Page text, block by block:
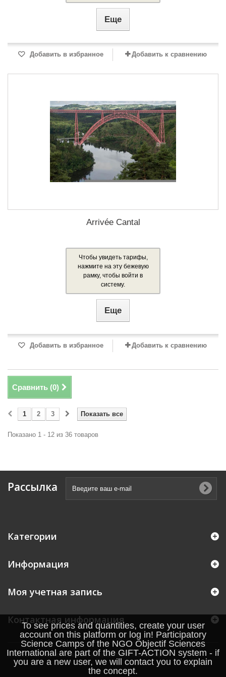
To see prices and quantities, create your user
account on this platform or log in! Participatory
Science Camps of the NGO Objectif Sciences
International are part of the GIFT-ACTION system - if
you are a new user, we will contact you to explain
the concept.
Еще
Добавить в избранное Добавить к сравнению
Arrivée Cantal
Чтобы увидеть тарифы,
нажмите на эту бежевую
рамку, чтобы войти в
систему.
Еще
Добавить в избранное Добавить к сравнению
Сравнить (0)
Показать все
1 2 3
Показано 1 - 12 из 36 товаров
Рассылка
Категории
Информация
© 2026 - Интернет магазин разработан PrestaShop™
Моя учетная запись
Контактная информация